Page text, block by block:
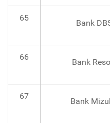
65
Bank
66
Bank
67
Bank